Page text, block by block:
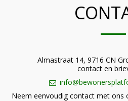
Almastraat 14, 9716 CN
contact en
Neem eenvoudig contact met ons